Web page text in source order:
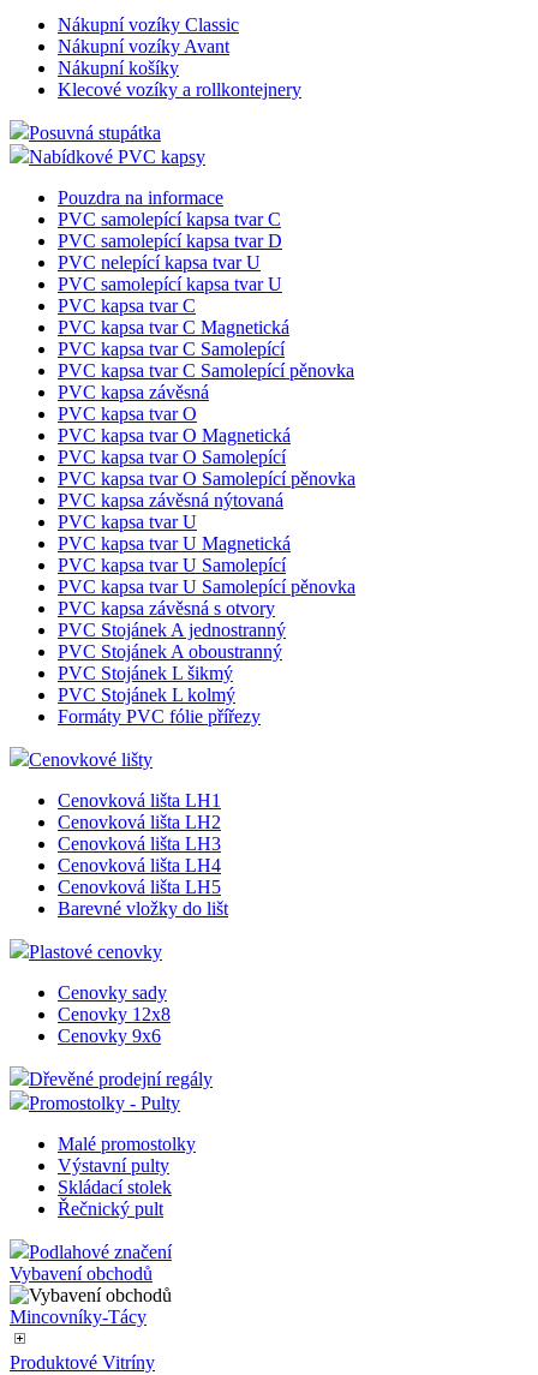
Nákupní vozíky Classic
Nákupní vozíky Avant
Nákupní košíky
Klecové vozíky a rollkontejnery
Posuvná stupátka
Nabídkové PVC kapsy
Pouzdra na informace
PVC samolepící kapsa tvar C
PVC samolepící kapsa tvar D
PVC nelepící kapsa tvar U
PVC samolepící kapsa tvar U
PVC kapsa tvar C
PVC kapsa tvar C Magnetická
PVC kapsa tvar C Samolepící
PVC kapsa tvar C Samolepící pěnovka
PVC kapsa závěsná
PVC kapsa tvar O
PVC kapsa tvar O Magnetická
PVC kapsa tvar O Samolepící
PVC kapsa tvar O Samolepící pěnovka
PVC kapsa závěsná nýtovaná
PVC kapsa tvar U
PVC kapsa tvar U Magnetická
PVC kapsa tvar U Samolepící
PVC kapsa tvar U Samolepící pěnovka
PVC kapsa závěsná s otvory
PVC Stojánek A jednostranný
PVC Stojánek A oboustranný
PVC Stojánek L šikmý
PVC Stojánek L kolmý
Formáty PVC fólie přířezy
Cenovkové lišty
Cenovková lišta LH1
Cenovková lišta LH2
Cenovková lišta LH3
Cenovková lišta LH4
Cenovková lišta LH5
Barevné vložky do lišt
Plastové cenovky
Cenovky sady
Cenovky 12x8
Cenovky 9x6
Dřevěné prodejní regály
Promostolky - Pulty
Malé promostolky
Výstavní pulty
Skládací stolek
Řečnický pult
Podlahové značení
Vybavení obchodů
Mincovníky-Tácy
Produktové Vitríny